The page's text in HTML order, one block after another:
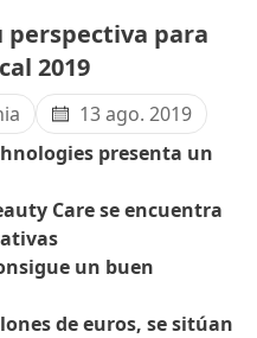
perspectiva para
2019
13 ago. 2019
presenta un
Care se encuentra
un buen
de euros, se sitúan